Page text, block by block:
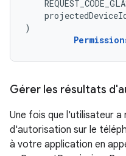
)
Gérer les résultats
Une fois que l'utilisateur a
d'autorisation sur le
à votre application en